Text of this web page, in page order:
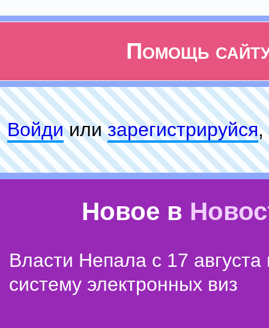
Помощь
Войдиилизарeгиcтpируйся,
Новое в
Власти Непала с 17 августа
систему электронных виз